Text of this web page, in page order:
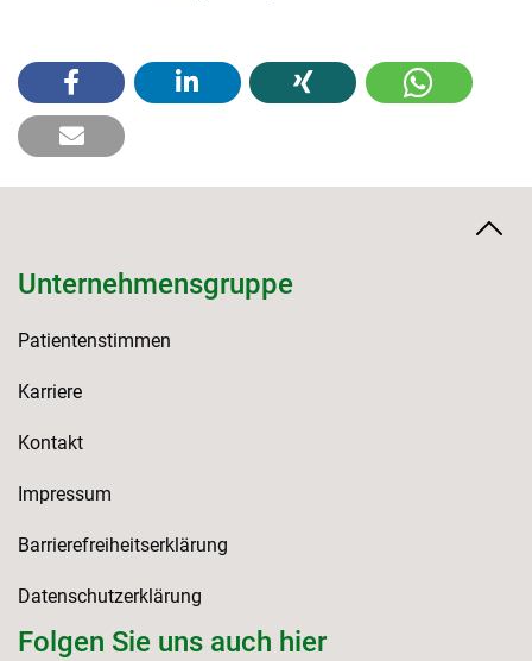
Unternehmensgruppe
Patientenstimmen
Karriere
Kontakt
Impressum
Barrierefreiheitserklärung
Datenschutzerklärung
Folgen Sie uns auch hier